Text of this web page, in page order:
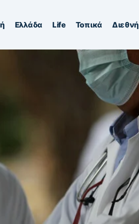
Ελλάδα Life Τοπικά Διεθνή